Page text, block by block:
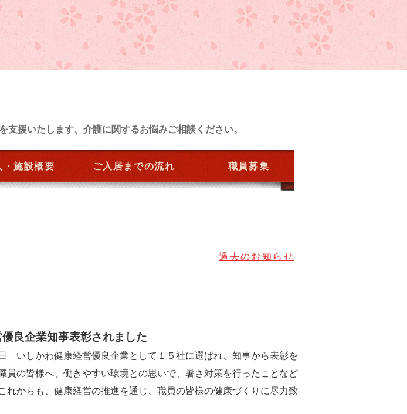
援いたします、介護に関するお悩みご相談ください。
・施設概要 ご入居までの流れ 職員募集
過去のお知らせ
良企業知事表彰されました
いしかわ健康経営優良企業として１５社に選ばれ、知事から表彰を
員の皆様へ、働きやすい環境との思いで、暑さ対策を行ったことなど
れからも、健康経営の推進を通じ、職員の皆様の健康づくりに尽力致